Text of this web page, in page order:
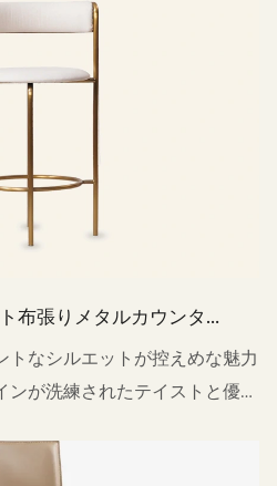
布張りメタルカウンター
背もたれ付きY03
なシルエットが控えめな魅力
が洗練されたテイストと優れ